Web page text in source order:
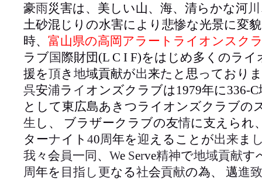
豪雨災害は、美しい山、海、清らかな河川
土砂混じりの水害により悲惨な光景に変
時、 富山県の高岡アラートライオンスク
ラブ国 際財団(L C I F)をはじめ多くのラ
援を頂き 地域貢献が出来たと思っており
呉安浦ラ イ オンズクラブは 1979年に 336-C
として東広島あきつライオンズクラブの
生 し、 ブラザークラブの友情に支えられ
ターナイト 40周年を迎 えることが出来ま
我々会 員一同 、 We Serve精神で地域貢献す
周年を 目指し更なる社会貢献の為、 邁進